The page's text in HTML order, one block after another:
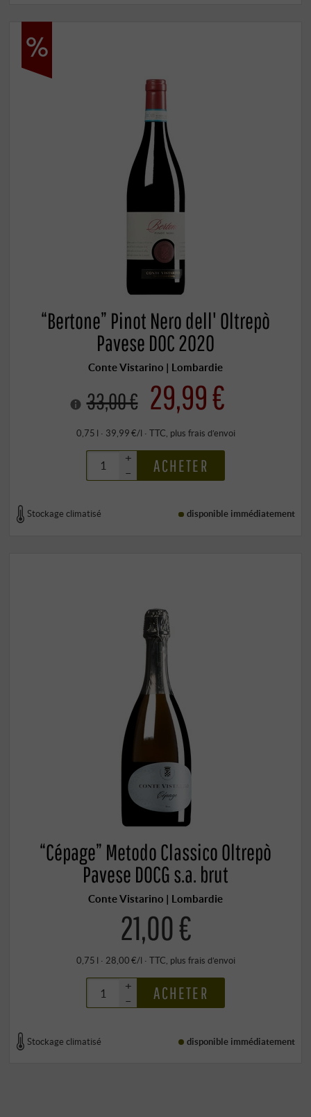
“Bertone” Pinot Nero dell' Oltrepò
Pavese DOC 2020
Conte Vistarino | Lombardie
33,00 € 29,99 €
0,75 l · 39,99 €/l · TTC , plus frais d’envoi
+
–
ACHETER
Stockage climatisé disponible immédiatement
“Cépage” Metodo Classico Oltrepò
Pavese DOCG s.a. brut
Conte Vistarino | Lombardie
21,00 €
0,75 l · 28,00 €/l · TTC, plus frais d’envoi
+
–
ACHETER
Stockage climatisé disponible immédiatement